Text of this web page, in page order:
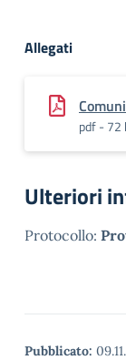
Allegati
pdf - 72
Ulteriori
Protocollo:
Pubblicato: